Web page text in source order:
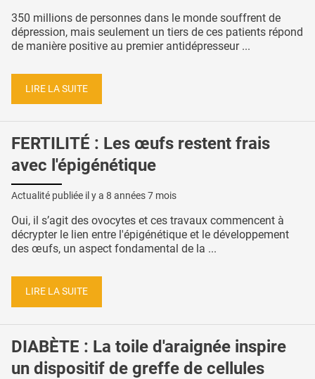
350 millions de personnes dans le monde souffrent de
dépression, mais seulement un tiers de ces patients répond
de manière positive au premier antidépresseur ...
LIRE LA SUITE
FERTILITÉ : Les œufs restent frais
avec l'épigénétique
Actualité publiée il y a 8 années 7 mois
Oui, il s’agit des ovocytes et ces travaux commencent à
décrypter le lien entre l'épigénétique et le développement
des œufs, un aspect fondamental de la ...
LIRE LA SUITE
DIABÈTE : La toile d'araignée inspire
un dispositif de greffe de cellules